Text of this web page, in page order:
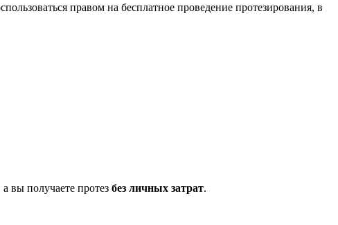
правом на бесплатное проведение протезирования, в
вы получаете протез без личных затрат.